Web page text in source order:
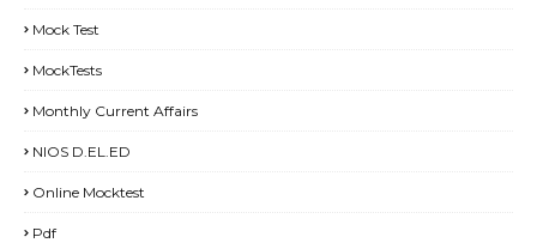
Mock Test
MockTests
Monthly Current Affairs
NIOS D.EL.ED
Online Mocktest
Pdf